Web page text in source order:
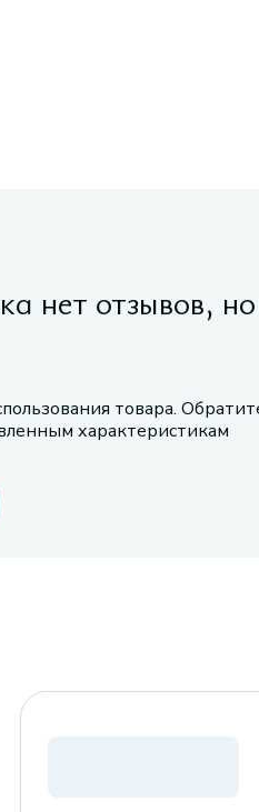
нет отзывов,
товара.
характеристикам